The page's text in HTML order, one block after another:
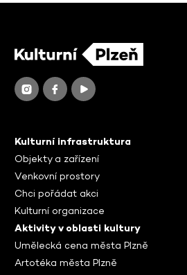
Kulturní infrastruktura
Objekty a zařízení
Venkovní prostory
Chci pořádat akci
Kulturní organizace
Aktivity v oblasti kultury
Umělecká cena města Plzně
Artotéka města Plzně